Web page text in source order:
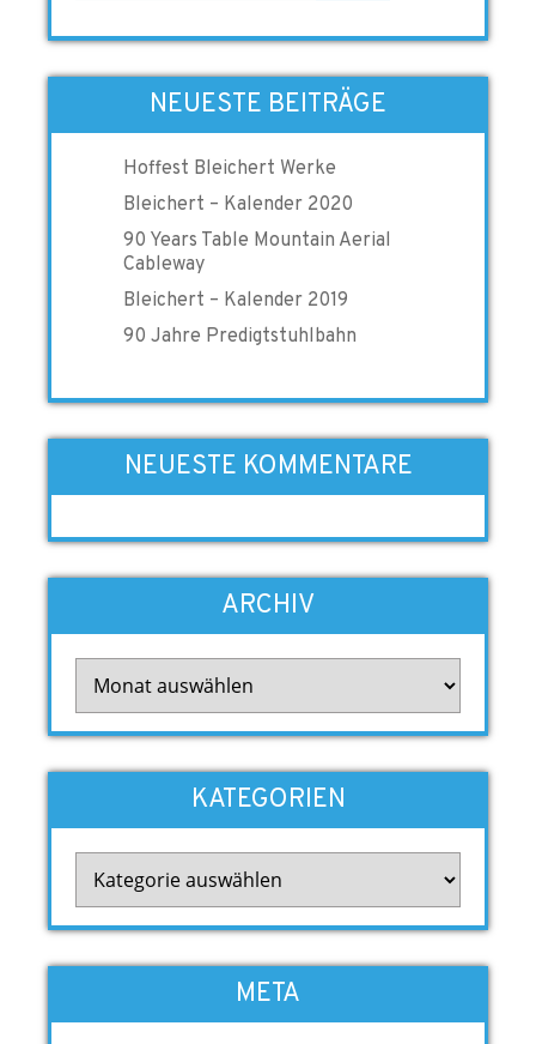
NEUESTE BEITRÄGE
Hoffest Bleichert Werke
Bleichert – Kalender 2020
90 Years Table Mountain Aerial
Cableway
Bleichert – Kalender 2019
90 Jahre Predigtstuhlbahn
NEUESTE KOMMENTARE
ARCHIV
KATEGORIEN
META